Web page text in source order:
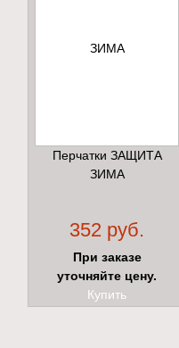
Перчатки ЗАЩИТА
ЗИМА
352 руб.
При заказе
уточняйте цену.
Купить